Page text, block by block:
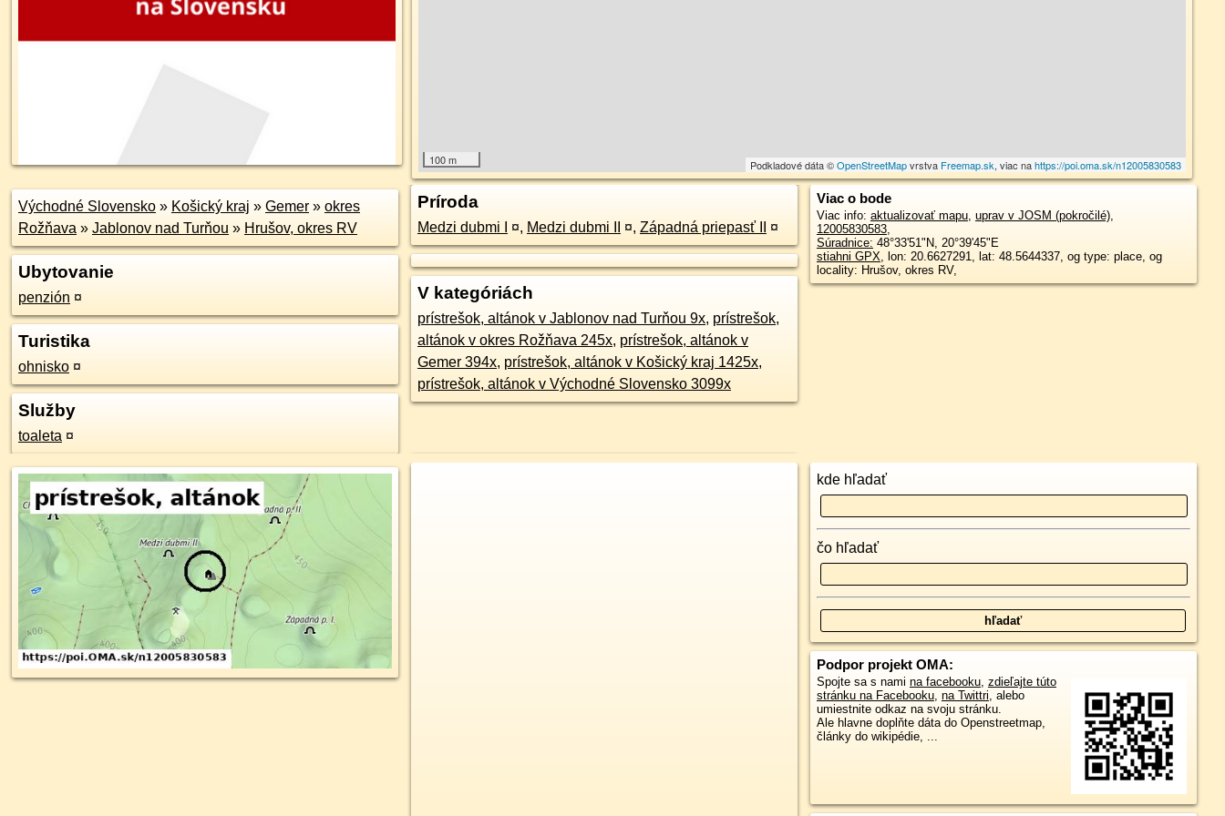
100 m Podkladové dáta ©OpenStreetMapvrstva Freemap.sk, viac nahttps://poi.oma.sk/n12005830583
Východné Slovensko » Košický kraj » Gemer » okres
Rožňava » Jablonov nad Turňou » Hrušov, okres RV
Ubytovanie
penzión ¤
Turistika
ohnisko ¤
Služby
toaleta ¤
Príroda
Medzi dubmi I ¤, Medzi dubmi II ¤, Západná priepasť II ¤
V kategóriách
prístrešok, altánok v Jablonov nad Turňou 9x, prístrešok,
altánok v okres Rožňava 245x, prístrešok, altánok v
Gemer 394x, prístrešok, altánok v Košický kraj 1425x,
prístrešok, altánok v Východné Slovensko 3099x
Viac o bode
Viac info: aktualizovať mapu, uprav v JOSM (pokročilé),
12005830583,
Súradnice: 48°33'51"N, 20°39'45"E
stiahni GPX, lon: 20.6627291, lat: 48.5644337, og type: place, og
locality: Hrušov, okres RV,
kde hľadať
čo hľadať
Podpor projekt OMA:
Spojte sa s nami na facebooku, zdieľajte túto
stránku na Facebooku, na Twittri, alebo
umiestnite odkaz na svoju stránku.
Ale hlavne doplňte dáta do Openstreetmap,
články do wikipédie, ...